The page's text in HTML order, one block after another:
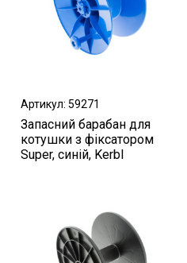
Артикул: 59271
Запасний барабан для
котушки з фіксатором
Super, синій, Kerbl